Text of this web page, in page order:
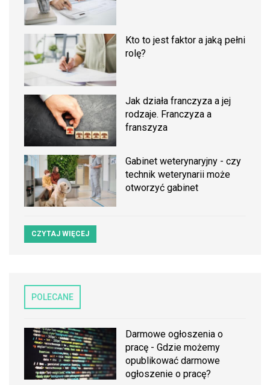
Kto to jest faktor a jaką pełni
rolę?
Jak działa franczyza a jej
rodzaje. Franczyza a
franszyza
Gabinet weterynaryjny - czy
technik weterynarii może
otworzyć gabinet
CZYTAJ WIĘCEJ
POLECANE
Darmowe ogłoszenia o
pracę - Gdzie możemy
opublikować darmowe
ogłoszenie o pracę?